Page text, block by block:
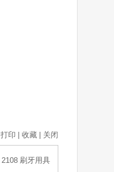
打印 | 收藏| 关闭
2108 刷牙用具